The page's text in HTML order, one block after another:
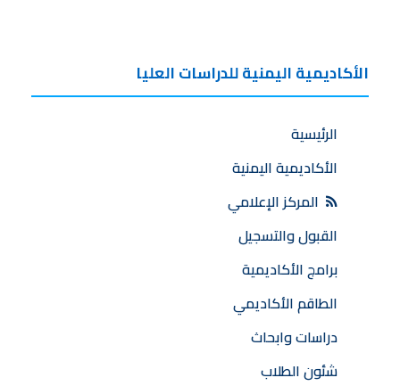
الأكاديمية اليمنية للدراسات العليا
الرئيسية
الأكاديمية اليمنية
المركز الإعلامي
القبول والتسجيل
برامج الأكاديمية
الطاقم الأكاديمي
دراسات وابحاث
شئون الطلاب